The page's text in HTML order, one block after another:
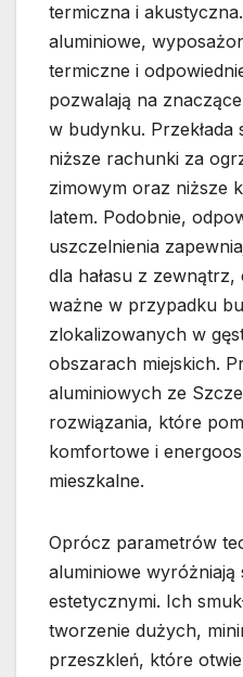
termiczna i
aluminiowe,
termiczne i
pozwalają na
w budynku.
niższe rachunki za
zimowym oraz niższe
latem. Podobnie,
uszczelnienia
dla hałasu z
ważne w przypadku
zlokalizowanych w
obszarach miejskich.
aluminiowych ze
rozwiązania, które
komfortowe i
mieszkalne.
Oprócz parametrów
aluminiowe wyróżniają
estetycznymi. Ich
tworzenie dużych,
przeszkleń, które